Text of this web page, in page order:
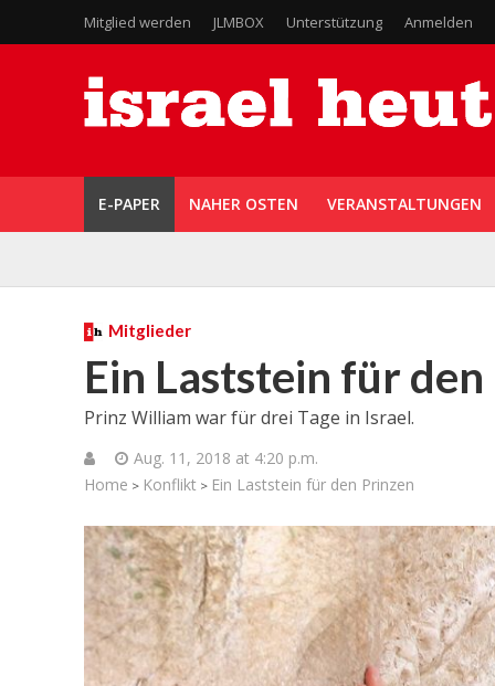
Mitglied werden JLMBOX Unterstützung Anmelden
E-PAPER NAHER OSTEN VERANSTALTUNGEN
Mitglieder
Ein Laststein für
Prinz William war für drei Tage in Israel.
Aug. 11, 2018 at 4:20 p.m.
Home > Konflikt > Ein Laststein für den Prinzen